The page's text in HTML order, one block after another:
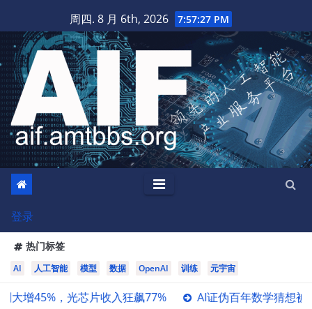
至
内
容
周四. 8 月 6th, 2026 7:57:28 PM
登录
热门标签
AI 人工智能 模型 数据 OpenAI 训练 元宇宙
光芯片收入狂飙77% AI证伪百年数学猜想被打假！